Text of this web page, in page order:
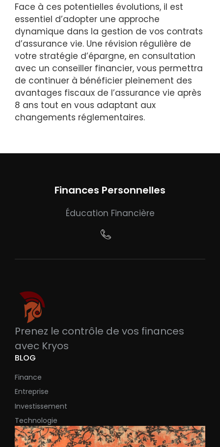
Face à ces potentielles évolutions, il est
essentiel d’adopter une approche
dynamique dans la gestion de vos contrats
d’assurance vie. Une révision régulière de
votre stratégie d’épargne, en consultation
avec un conseiller financier, vous permettra
de continuer à bénéficier pleinement des
avantages fiscaux de l’assurance vie après
8 ans tout en vous adaptant aux
changements réglementaires.
Finances Personnelles
Éducation Financière
Prenez le contrôle de vos finances
avec Kryos
BLOG
Finance
Entreprise
Investissement
Technologie